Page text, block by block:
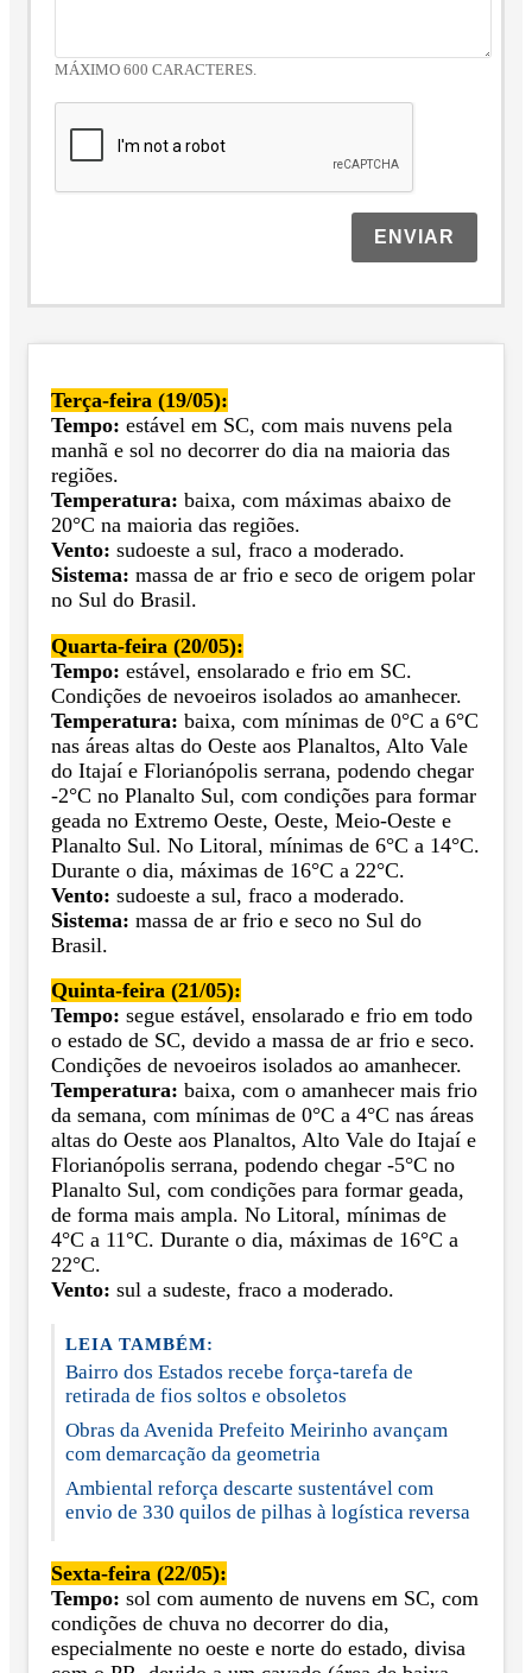
MÁXIMO 600 CARACTERES.
ENVIAR
Terça-feira (19/05):
Tempo: estável em SC, com mais nuvens pela
manhã e sol no decorrer do dia na maioria das
regiões.
Temperatura: baixa, com máximas abaixo de
20°C na maioria das regiões.
Vento: sudoeste a sul, fraco a moderado.
Sistema: massa de ar frio e seco de origem polar
no Sul do Brasil.
Quarta-feira (20/05):
Tempo: estável, ensolarado e frio em SC.
Condições de nevoeiros isolados ao amanhecer.
Temperatura: baixa, com mínimas de 0°C a 6°C
nas áreas altas do Oeste aos Planaltos, Alto Vale
do Itajaí e Florianópolis serrana, podendo chegar
-2°C no Planalto Sul, com condições para formar
geada no Extremo Oeste, Oeste, Meio-Oeste e
Planalto Sul. No Litoral, mínimas de 6°C a 14°C.
Durante o dia, máximas de 16°C a 22°C.
Vento: sudoeste a sul, fraco a moderado.
Sistema: massa de ar frio e seco no Sul do
Brasil.
Quinta-feira (21/05):
Tempo: segue estável, ensolarado e frio em todo
o estado de SC, devido a massa de ar frio e seco.
Condições de nevoeiros isolados ao amanhecer.
Temperatura: baixa, com o amanhecer mais frio
da semana, com mínimas de 0°C a 4°C nas áreas
altas do Oeste aos Planaltos, Alto Vale do Itajaí e
Florianópolis serrana, podendo chegar -5°C no
Planalto Sul, com condições para formar geada,
de forma mais ampla. No Litoral, mínimas de
4°C a 11°C. Durante o dia, máximas de 16°C a
22°C.
Vento: sul a sudeste, fraco a moderado.
LEIA TAMBÉM:
Bairro dos Estados recebe força-tarefa de
retirada de fios soltos e obsoletos
Obras da Avenida Prefeito Meirinho avançam
com demarcação da geometria
Ambiental reforça descarte sustentável com
envio de 330 quilos de pilhas à logística reversa
Sexta-feira (22/05):
Tempo: sol com aumento de nuvens em SC, com
condições de chuva no decorrer do dia,
especialmente no oeste e norte do estado, divisa